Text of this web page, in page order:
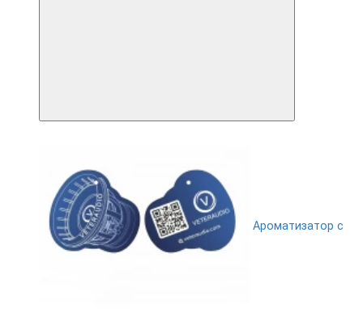
Ароматизатор с